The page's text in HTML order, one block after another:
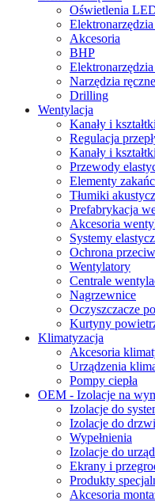
Oświetlenia
Akcesoria
BHP
Narzędzia ręczne
Drilling
Wentylacja
Kanały i
Regulacja
Kanały i
Przewody
Elementy
Tłumiki
Prefabrykacja
Akcesoria
Systemy
Ochrona
Wentylatory
Centrale
Nagrzewnice
Oczyszczacze
Kurtyny
Klimatyzacja
Akcesoria
Urządzenia
Pompy ciepła
OEM - Izolacje na
Izolacje do
Izolacje do drzwi
Wypełnienia
Izolacje do
Ekrany i
Produkty
Akcesoria